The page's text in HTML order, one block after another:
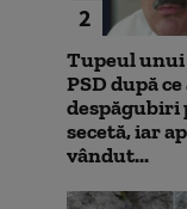
2
Tupeul
PSD după
despăgubiri
secetă, iar
vândut...